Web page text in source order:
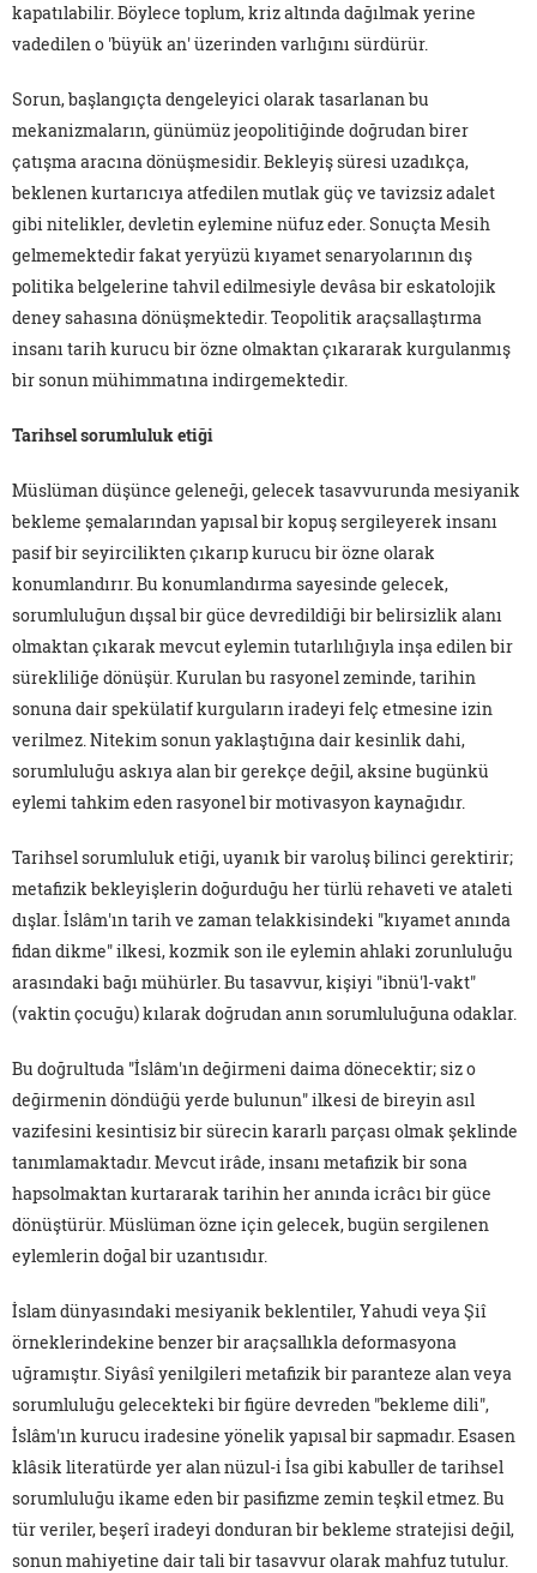
kapatılabilir. Böylece toplum, kriz altında dağılmak yerine
vadedilen o 'büyük an' üzerinden varlığını sürdürür.
Sorun, başlangıçta dengeleyici olarak tasarlanan bu
mekanizmaların, günümüz jeopolitiğinde doğrudan birer
çatışma aracına dönüşmesidir. Bekleyiş süresi uzadıkça,
beklenen kurtarıcıya atfedilen mutlak güç ve tavizsiz adalet
gibi nitelikler, devletin eylemine nüfuz eder. Sonuçta Mesih
gelmemektedir fakat yeryüzü kıyamet senaryolarının dış
politika belgelerine tahvil edilmesiyle devâsa bir eskatolojik
deney sahasına dönüşmektedir. Teopolitik araçsallaştırma
insanı tarih kurucu bir özne olmaktan çıkararak kurgulanmış
bir sonun mühimmatına indirgemektedir.
Tarihsel sorumluluk etiği
Müslüman düşünce geleneği, gelecek tasavvurunda mesiyanik
bekleme şemalarından yapısal bir kopuş sergileyerek insanı
pasif bir seyircilikten çıkarıp kurucu bir özne olarak
konumlandırır. Bu konumlandırma sayesinde gelecek,
sorumluluğun dışsal bir güce devredildiği bir belirsizlik alanı
olmaktan çıkarak mevcut eylemin tutarlılığıyla inşa edilen bir
sürekliliğe dönüşür. Kurulan bu rasyonel zeminde, tarihin
sonuna dair spekülatif kurguların iradeyi felç etmesine izin
verilmez. Nitekim sonun yaklaştığına dair kesinlik dahi,
sorumluluğu askıya alan bir gerekçe değil, aksine bugünkü
eylemi tahkim eden rasyonel bir motivasyon kaynağıdır.
Tarihsel sorumluluk etiği, uyanık bir varoluş bilinci gerektirir;
metafizik bekleyişlerin doğurduğu her türlü rehaveti ve ataleti
dışlar. İslâm'ın tarih ve zaman telakkisindeki "kıyamet anında
fidan dikme" ilkesi, kozmik son ile eylemin ahlaki zorunluluğu
arasındaki bağı mühürler. Bu tasavvur, kişiyi "ibnü'l-vakt"
(vaktin çocuğu) kılarak doğrudan anın sorumluluğuna odaklar.
Bu doğrultuda "İslâm'ın değirmeni daima dönecektir; siz o
değirmenin döndüğü yerde bulunun" ilkesi de bireyin asıl
vazifesini kesintisiz bir sürecin kararlı parçası olmak şeklinde
tanımlamaktadır. Mevcut irâde, insanı metafizik bir sona
hapsolmaktan kurtararak tarihin her anında icrâcı bir güce
dönüştürür. Müslüman özne için gelecek, bugün sergilenen
eylemlerin doğal bir uzantısıdır.
İslam dünyasındaki mesiyanik beklentiler, Yahudi veya Şiî
örneklerindekine benzer bir araçsallıkla deformasyona
uğramıştır. Siyâsî yenilgileri metafizik bir paranteze alan veya
sorumluluğu gelecekteki bir figüre devreden "bekleme dili",
İslâm'ın kurucu iradesine yönelik yapısal bir sapmadır. Esasen
klâsik literatürde yer alan nüzul-i İsa gibi kabuller de tarihsel
sorumluluğu ikame eden bir pasifizme zemin teşkil etmez. Bu
tür veriler, beşerî iradeyi donduran bir bekleme stratejisi değil,
sonun mahiyetine dair tali bir tasavvur olarak mahfuz tutulur.